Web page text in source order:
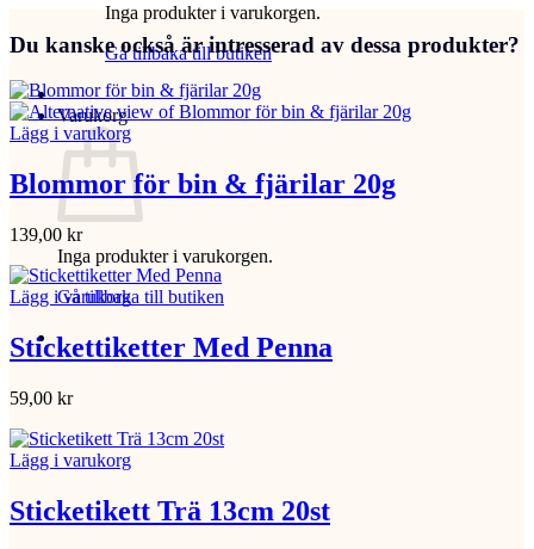
Inga produkter i varukorgen.
Gå tillbaka till butiken
Varukorg
Inga produkter i varukorgen.
Gå tillbaka till butiken
Du kanske också är intresserad av dessa produkter?
Lägg i varukorg
Blommor för bin & fjärilar 20g
139,00 kr
Lägg i varukorg
Stickettiketter Med Penna
59,00 kr
Lägg i varukorg
Sticketikett Trä 13cm 20st